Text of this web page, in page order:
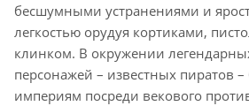
бесшумными устранениями и
легкостью орудуя кортиками,
клинком. В окружении
персонажей – известных пиратов
империям посреди векового